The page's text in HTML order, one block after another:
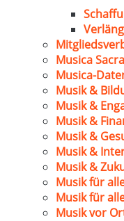
Musica
Musica-
Musik &
Musik &
Musik &
Musik &
Musik &
Musik &
Musik für
Musik für
Musik vor